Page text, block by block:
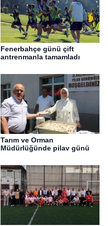
Fenerbahçe günü çift
antrenmanla tamamladı
Tarım ve Orman
Müdürlüğünde pilav günü